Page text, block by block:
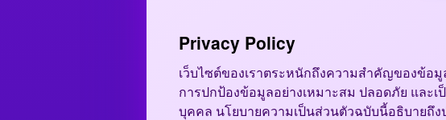
Privacy Policy
เว็บไซต์ของเราตระหนักถึงความสำคัญของข้
การปกป้องข้อมูลอย่างเหมาะสม ปลอดภัย และ
บุคคล นโยบายความเป็นส่วนตัวฉบับนี้อธิบายถึง